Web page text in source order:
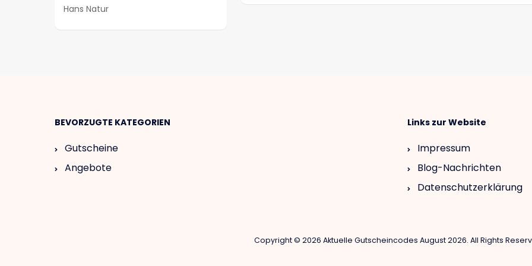
Hans Natur
BEVORZUGTE KATEGORIEN
Gutscheine
Angebote
Links zur Website
Impressum
Blog-Nachrichten
Datenschutzerklärung
Copyright © 2026 Aktuelle Gutscheincodes August 2026. All Rights